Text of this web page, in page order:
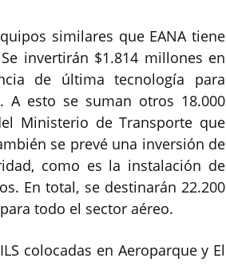
similares que EANA tiene
invertirán $1.814 millones en
de última tecnología para
A esto se suman otros 18.000
Ministerio de Transporte que
se prevé una inversión de
como es la instalación de
En total, se destinarán 22.200
todo el sector aéreo.
colocadas en Aeroparque y El